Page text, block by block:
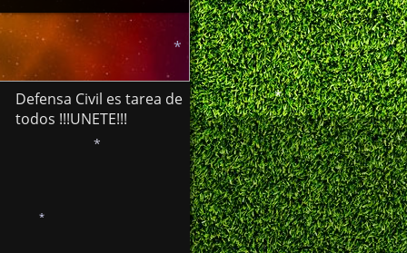
Defensa Civil es tarea de
todos !!!UNETE!!!
*
*
*